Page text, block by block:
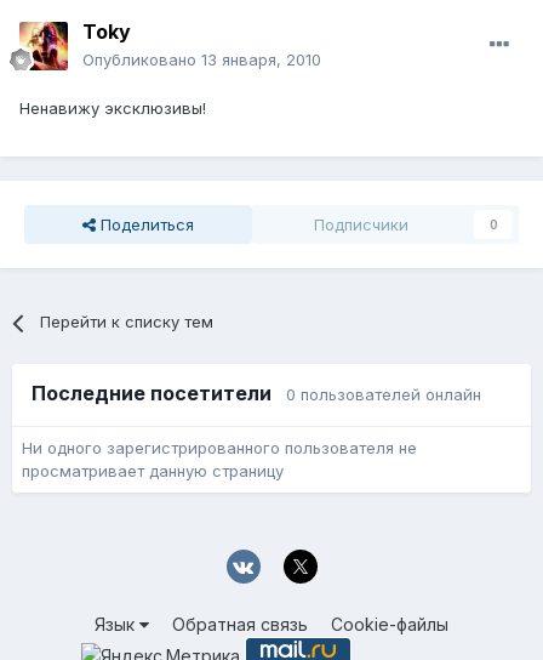
Toky
Опубликовано 13 января, 2010
Ненавижу эксклюзивы!
Поделиться Подписчики 0
Перейти к списку тем
Последние посетители 0 пользователей онлайн
Ни одного зарегистрированного пользователя не
просматривает данную страницу
Язык Обратная связь Cookie-файлы